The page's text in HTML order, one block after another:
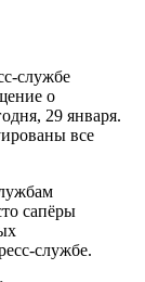
службе
о
29 января.
все
сапёры
службе.